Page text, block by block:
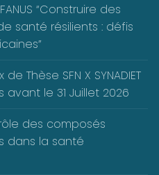
“Construire des
santé résilients : défis
Thèse SFN X SYNADIET
le 31 Juillet 2026
des composés
dans la santé